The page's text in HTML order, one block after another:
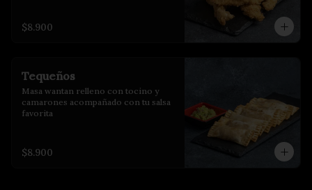
$8.900
Tequeños
Masa wantan relleno con tocino y
camarones acompañado con tu salsa
favorita
$8.900